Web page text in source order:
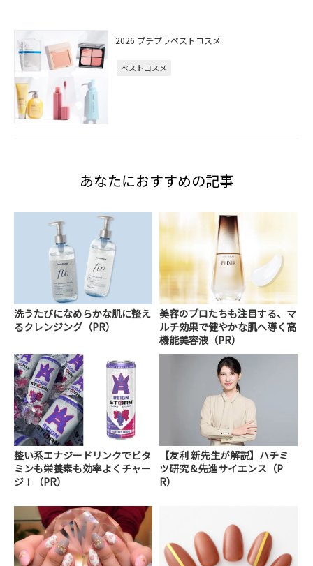
2026 プチプラベストコスメ
ベストコスメ
あなたにおすすめの記事
洗うたびになめらかな肌に整え
るクレンジング（PR）
美容のプロたちも注目する、マ
ルチ効果で健やかな肌へ導く高
機能美容液（PR）
整い系エナジードリンクでビタ
ミンも栄養素も効率よくチャー
ジ！（PR）
【友利 新先生が解説】ハチミ
ツ研究＆先進サイエンス（P
R）